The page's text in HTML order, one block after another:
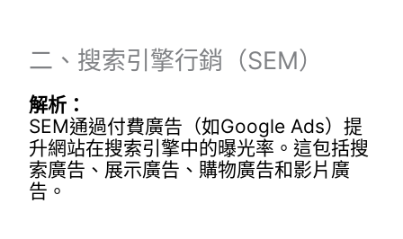
二、搜索引擎行銷（SEM）
解析：
SEM通過付費廣告（如Google Ads）提
升網站在搜索引擎中的曝光率。這包括搜
索廣告、展示廣告、購物廣告和影片廣
告。